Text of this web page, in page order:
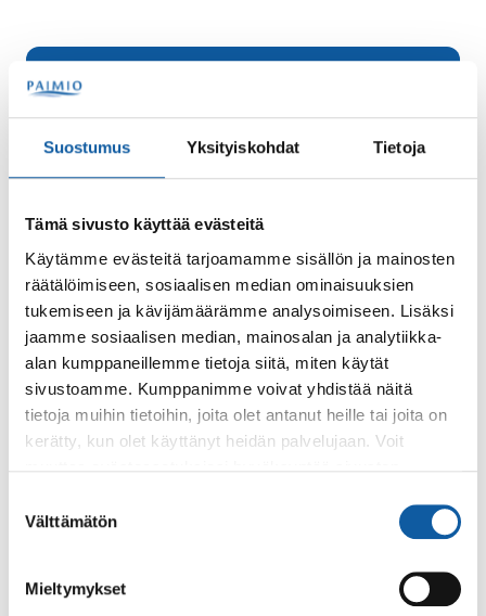
Suostumus Yksityiskohdat Tietoja
Tämä sivusto käyttää evästeitä
Käytämme evästeitä tarjoamamme sisällön ja mainosten
räätälöimiseen, sosiaalisen median ominaisuuksien
tukemiseen ja kävijämäärämme analysoimiseen. Lisäksi
jaamme sosiaalisen median, mainosalan ja analytiikka-
alan kumppaneillemme tietoja siitä, miten käytät
sivustoamme. Kumppanimme voivat yhdistää näitä
tietoja muihin tietoihin, joita olet antanut heille tai joita on
kerätty, kun olet käyttänyt heidän palvelujaan. Voit
valinta
Välttämätön
Mieltymykset
Käyntiosoite: Vistantie 18
Postiosoite: PL 50, 21531 PAIMIO
Vaihde: (02) 474 511
Sähköposti:paimio.kaupunki@paimio.fi
Paimio-tieto